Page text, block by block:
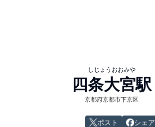
しじょうおおみや
四条大宮駅
京都府京都市下京区
ポスト シェア